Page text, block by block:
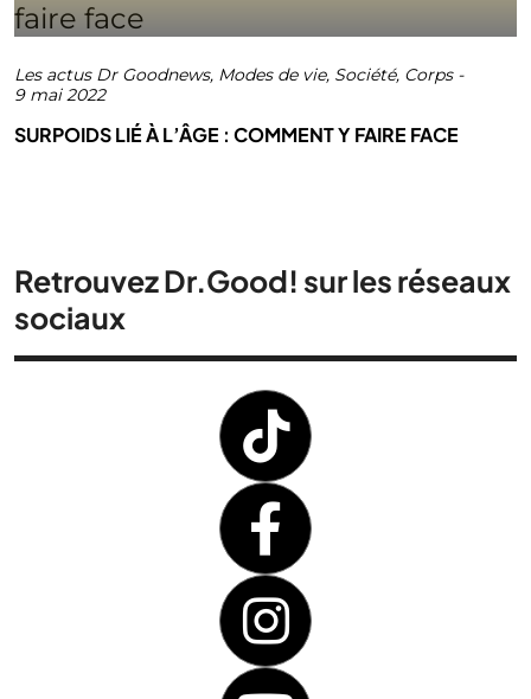
Les actus Dr Goodnews, Modes de vie, Société, Corps-
9 mai 2022
SURPOIDS LIÉ À L’ÂGE : COMMENT Y FAIRE FACE
Retrouvez Dr.Good! sur les réseaux
sociaux